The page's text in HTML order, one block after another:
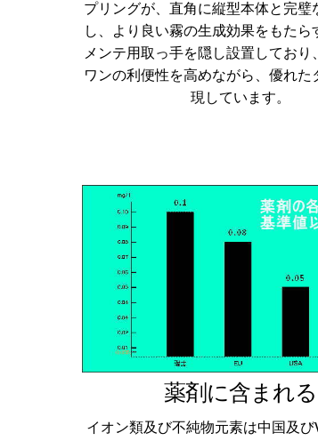
プリングが、直角に縦型本体と完璧
し、より良い霧の生成効果をもたら
メンテ用取っ手を隠し設置しており
ワンの利便性を高めながら、優れた
現しています。
薬剤に含まれる
イオン類及び不純物元素は中国及